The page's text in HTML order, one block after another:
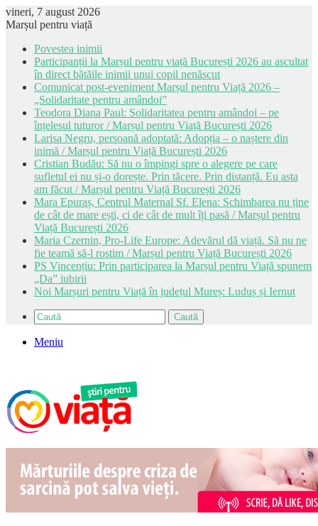
vineri, 7 august 2026
Marșul pentru viață
Povestea inimii
Participanții la Marșul pentru viață București 2026 au ascultat
în direct bătăile inimii unui copil nenăscut
Comunicat post-eveniment Marșul pentru Viață 2026 –
„Solidaritate pentru amândoi”
Teodora Diana Paul: Solidaritatea pentru amândoi – pe
înțelesul tuturor / Marșul pentru Viață București 2026
Larisa Negru, persoană adoptată: Adopția – o naștere din
inimă / Marșul pentru Viață București 2026
Cristian Budău: Să nu o împingi spre o alegere pe care
sufletul ei nu și-o dorește. Prin tăcere. Prin distanță. Eu asta
am făcut / Marșul pentru Viață București 2026
Mara Epuraș, Centrul Maternal Sf. Elena: Schimbarea nu ține
de cât de mare ești, ci de cât de mult îți pasă / Marșul pentru
Viață București 2026
Maria Czernin, Pro-Life Europe: Adevărul dă viață. Să nu ne
fie teamă să-l rostim / Marșul pentru Viață București 2026
PS Vincențiu: Prin participarea la Marșul pentru Viață spunem
„Da” iubirii
Noi Marșuri pentru Viață în județul Mureș: Luduș și Iernut
Caută
Meniu